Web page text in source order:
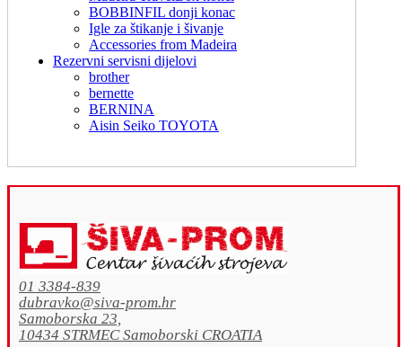
BOBBINFIL donji konac
Igle za štikanje i šivanje
Accessories from Madeira
Rezervni servisni dijelovi
brother
bernette
BERNINA
Aisin Seiko TOYOTA
01 3384-839
dubravko@siva-prom.hr
Samoborska 23,
10434 STRMEC Samoborski CROATIA